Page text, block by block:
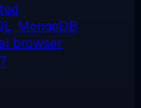
MongoDB
browser